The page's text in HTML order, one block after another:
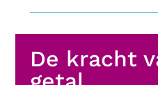
De kracht